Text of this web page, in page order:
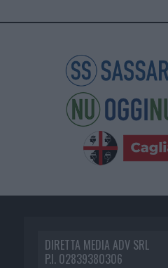
DIRETTA MEDIA ADV SRL
P.I. 02839380306